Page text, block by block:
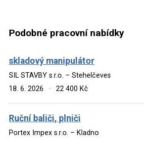
Podobné pracovní nabídky
skladový manipulátor
SIL STAVBY s.r.o. – Stehelčeves
18. 6. 2026
· 22 400 Kč
Ruční baliči, plniči
Portex Impex s.r.o. – Kladno